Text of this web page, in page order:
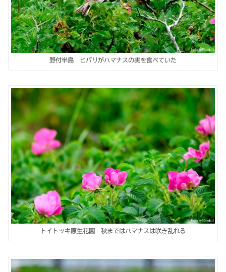
野付半島 ヒバリがハマナスの実を食べていた
トイトッキ原生花園 秋まではハマナスは咲き乱れる